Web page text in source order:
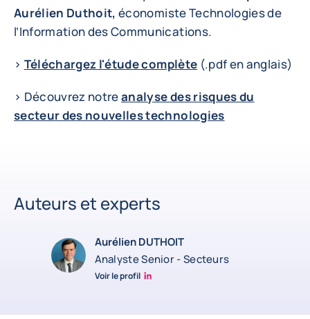
Aurélien Duthoit,économiste Technologies de
l’Information des Communications.
> Téléchargez l'étude complète (.pdf en anglais)
> Découvrez notreanalyse des risques du
secteur des nouvelles technologies
Auteurs et experts
Aurélien DUTHOIT
Analyste Senior - Secteurs
Voir le profil
Aurélien Duthoit Linkedin profile